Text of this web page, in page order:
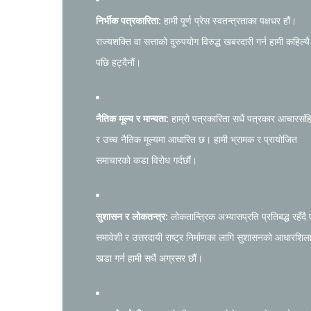
निर्भीक पत्रकारिता: हामी पूर्ण प्रेस स्वतन्त्रताका पक्षधर हौं।
राज्यशक्ति वा सत्ताको दुरुपयोग विरुद्ध खबरदारी गर्न हामी कहिल्यै
पछि हट्दैनौं।
नैतिक मूल्य र मान्यता: हाम्रो पत्रकारिता सधैं पत्रकार
र उच्च नैतिक मूल्यमा आधारित छ। हामी भ्रामक र प्रायोजित
समाचारको कडा विरोध गर्दछौं।
सुशासन र लोकतन्त्र: लोकतान्त्रिक अभ्यासप्रति प्रतिबद्ध रहँदै
समावेशी र उत्तरदायी राष्ट्र निर्माणका लागि सुशासनको आधारशिला
खडा गर्न हामी सधैं अग्रसर छौं।